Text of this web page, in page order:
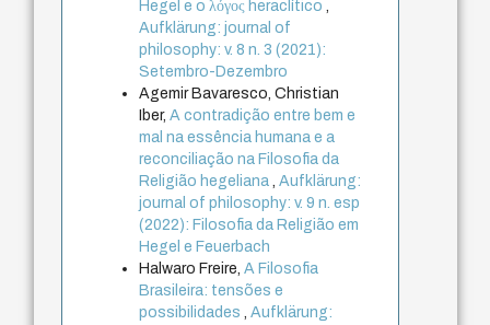
Hegel e o λόγος heraclítico,
Aufklärung: journal of
philosophy: v. 8 n. 3 (2021):
Setembro-Dezembro
Agemir Bavaresco, Christian
Iber,A contradição entre bem e
mal na essência humana e a
reconciliação na Filosofia da
Religião hegeliana,Aufklärung:
journal of philosophy: v. 9 n. esp
(2022): Filosofia da Religião em
Hegel e Feuerbach
Halwaro Freire,A Filosofia
Brasileira: tensões e
possibilidades,Aufklärung: